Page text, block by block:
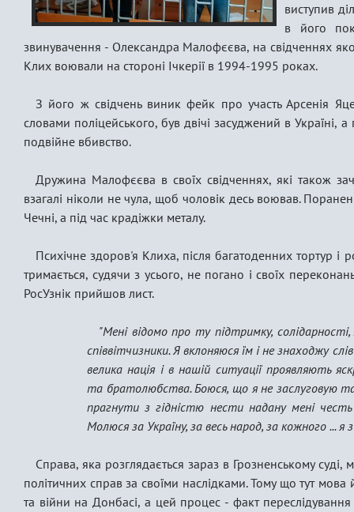
виступив
в його
звинувачення - Олександра Малофєєва, на свідченнях
Клих воювали на стороні Ічкерії в 1994-1995 роках.
З його ж свідчень виник фейк про участь Арсенія
словами поліцейського, був двічі засуджений в Україні,
подвійне вбивство.
Дружина Малофєєва в своїх свідченнях, які також
взагалі ніколи не чула, щоб чоловік десь воював.
Чечні, а під час крадіжки металу.
Психічне здоров'я Клиха, після багатоденних тортур і
тримається, судячи з усього, не погано і своїх
РосУзнік прийшов лист.
"Мені відомо про ту підтримку,
співвітчизники. Я вклоняюся їм і не знаходжу
велика нація і в нашій ситуації проявляють
та братолюбства. Боюся, що я не заслуговую
прагнути з гідністю нести надану мені честь
Молюся за Україну, за весь народ, за кожного ... я
Справа, яка розглядається зараз в Грозненському
політичних справ за своїми наслідками. Тому що тут
та війни на Донбасі, а цей процес - факт переслідування